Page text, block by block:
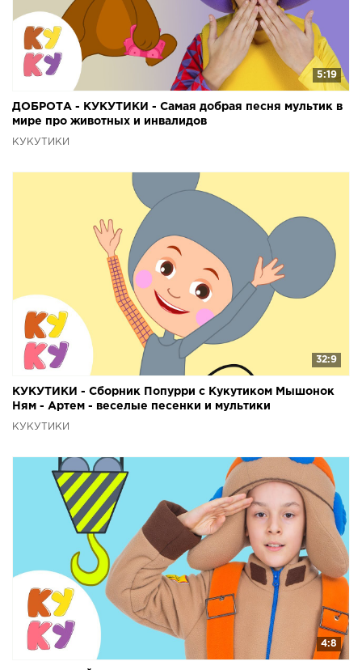
5:19
ДОБРОТА - КУКУТИКИ - Самая добрая песня мультик в
мире про животных и инвалидов
КУКУТИКИ
32:9
КУКУТИКИ - Сборник Попурри с Кукутиком Мышонок
Ням - Артем - веселые песенки и мультики
КУКУТИКИ
4:8